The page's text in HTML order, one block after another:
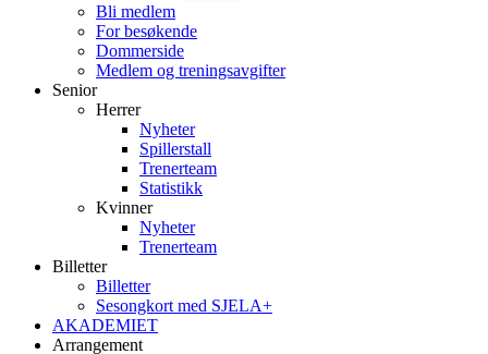
Bli medlem
For besøkende
Dommerside
Medlem og treningsavgifter
Senior
Herrer
Nyheter
Spillerstall
Trenerteam
Statistikk
Kvinner
Nyheter
Trenerteam
Billetter
Billetter
Sesongkort med SJELA+
AKADEMIET
Arrangement